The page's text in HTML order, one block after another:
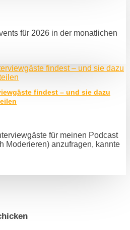
für 2026 in der monatlichen
findest – und sie dazu
für meinen Podcast
Moderieren) anzufragen, kannte